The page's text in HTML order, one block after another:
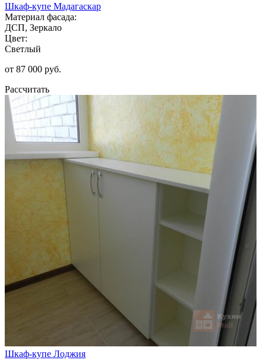
Шкаф-купе Мадагаскар
Материал фасада:
ДСП, Зеркало
Цвет:
Светлый
от 87 000 руб.
Рассчитать
Шкаф-купе Лоджия